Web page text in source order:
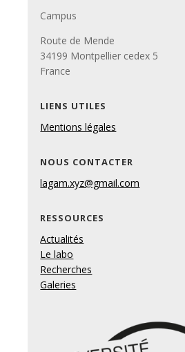
Campus
Route de Mende
34199 Montpellier cedex 5
France
LIENS UTILES
Mentions légales
NOUS CONTACTER
lagam.xyz@gmail.com
RESSOURCES
Actualités
Le labo
Recherches
Galeries